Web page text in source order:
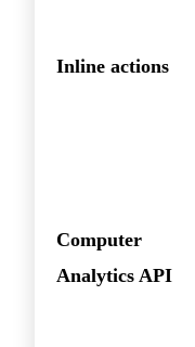
Inline actions
Computer
Analytics API